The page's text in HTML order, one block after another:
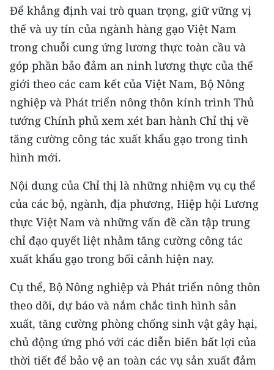
E-Magazine
Video
Media Chính trị
Media Kinh tế
Media Văn hóa
Media Xã hội
Media Du lịch
Media Thế giới
Media Thể thao
Media Giáo dục
Media Y tế
Media Khoa học - Công nghệ
Media Môi trường
Để khẳng định vai trò quan trọng, giữ vững vị
thế và uy tín của ngành hàng gạo Việt Nam
trong chuỗi cung ứng lương thực toàn cầu và
góp phần bảo đảm an ninh lương thực của thế
giới theo các cam kết của Việt Nam, Bộ Nông
nghiệp và Phát triển nông thôn kính trình Thủ
tướng Chính phủ xem xét ban hành Chỉ thị về
tăng cường công tác xuất khẩu gạo trong tình
hình mới.
Nội dung của Chỉ thị là những nhiệm vụ cụ thể
của các bộ, ngành, địa phương, Hiệp hội Lương
thực Việt Nam và những vấn đề cần tập trung
chỉ đạo quyết liệt nhằm tăng cường công tác
xuất khẩu gạo trong bối cảnh hiện nay.
Cụ thể, Bộ Nông nghiệp và Phát triển nông thôn
theo dõi, dự báo và nắm chắc tình hình sản
xuất, tăng cường phòng chống sinh vật gây hại,
chủ động ứng phó với các diễn biến bất lợi của
thời tiết để bảo vệ an toàn các vụ sản xuất đảm